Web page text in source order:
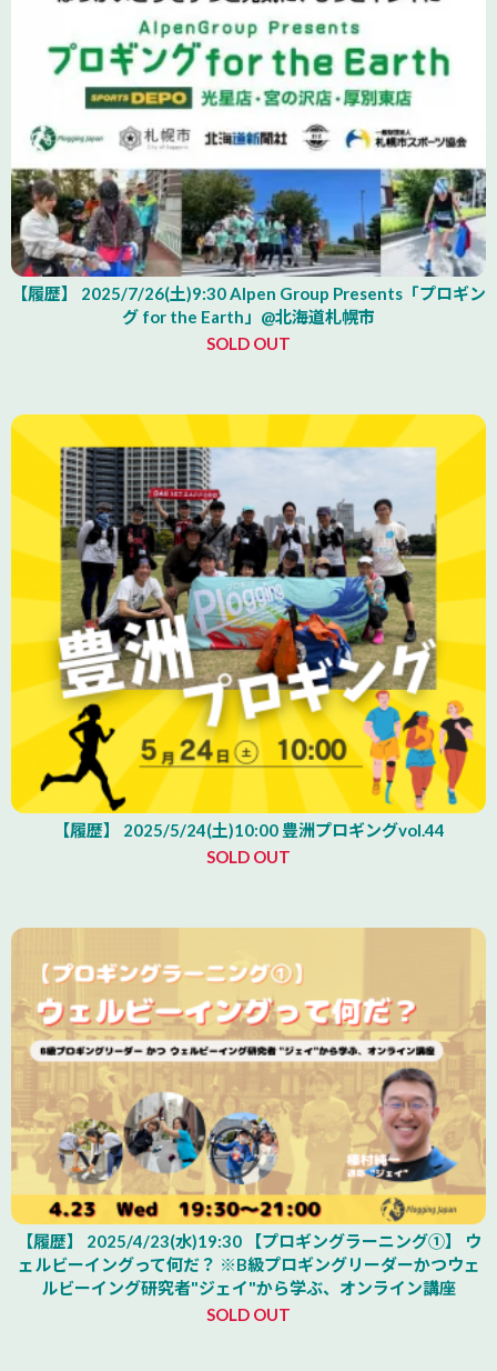
【履歴】 2025/7/26(土)9:30 Alpen Group Presents「プロギン
グ for the Earth」@北海道札幌市
SOLD OUT
【履歴】 2025/5/24(土)10:00 豊洲プロギングvol.44
SOLD OUT
【履歴】 2025/4/23(水)19:30 【プロギングラーニング①】 ウ
ェルビーイングって何だ？ ※B級プロギングリーダーかつウェ
ルビーイング研究者"ジェイ"から学ぶ、オンライン講座
SOLD OUT